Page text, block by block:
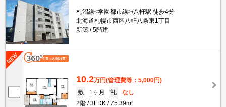
札沼線<学園都市線>/八軒駅 徒歩4分
北海道札幌市西区八軒八条東1丁目
新築
5階建
10.2万円(管理費等：5,000円)
敷
1ヶ月 礼
なし
2階
3LDK 75.39m²